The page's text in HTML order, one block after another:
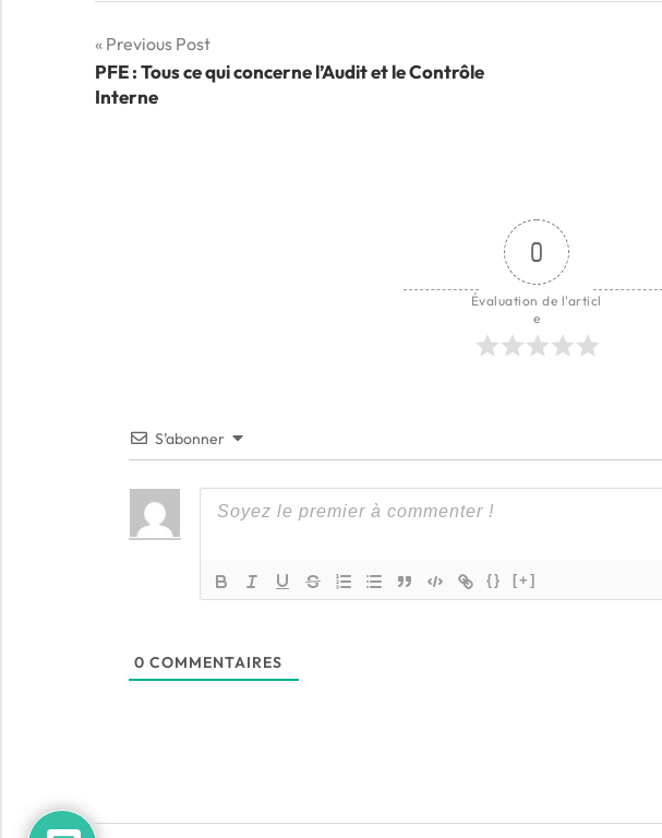
Navigation
de
Previous Post
PFE : Tous ce qui concerne l’Audit et le Contrôle
Interne
0
Évaluation de l'articl
e
S’abonner
{} [+]
0 COMMENTAIRES